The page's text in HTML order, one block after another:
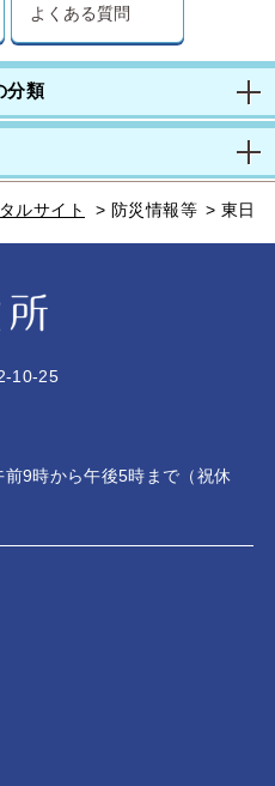
よくある質問
分類
ルサイト > 防災情報等 > 東日
10-25
9時から午後5時まで（祝休